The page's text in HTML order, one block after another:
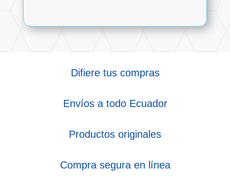
Difiere tus compras
Envíos a todo Ecuador
Productos originales
Compra segura en línea